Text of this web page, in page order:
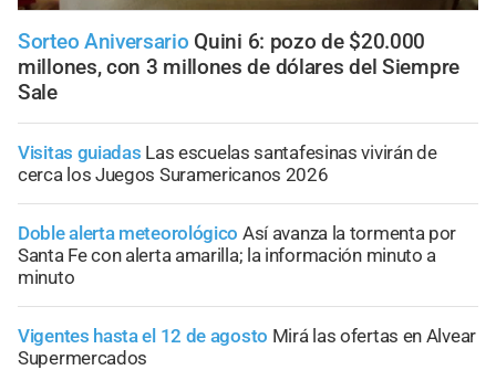
Sorteo Aniversario Quini 6: pozo de $20.000
millones, con 3 millones de dólares del Siempre
Sale
Visitas guiadas Las escuelas santafesinas vivirán de
cerca los Juegos Suramericanos 2026
Doble alerta meteorológico Así avanza la tormenta por
Santa Fe con alerta amarilla; la información minuto a
minuto
Vigentes hasta el 12 de agosto Mirá las ofertas en Alvear
Supermercados